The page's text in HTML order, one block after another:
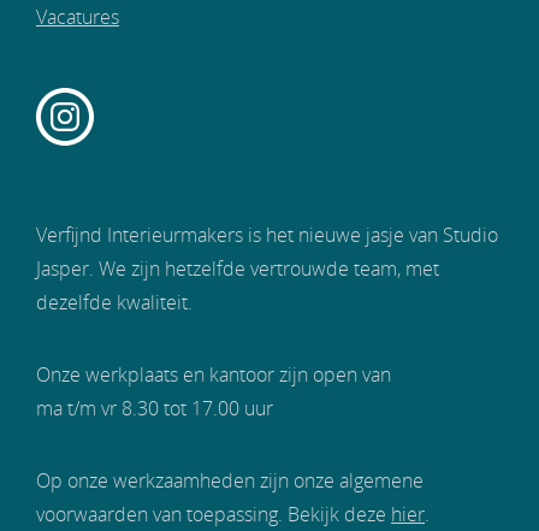
Vacatures
Verfijnd Interieurmakers is het nieuwe jasje van Studio
Jasper. We zijn hetzelfde vertrouwde team, met
dezelfde kwaliteit.
Onze werkplaats en kantoor zijn open van
ma t/m vr 8.30 tot 17.00 uur
Op onze werkzaamheden zijn onze algemene
voorwaarden van toepassing. Bekijk deze hier.